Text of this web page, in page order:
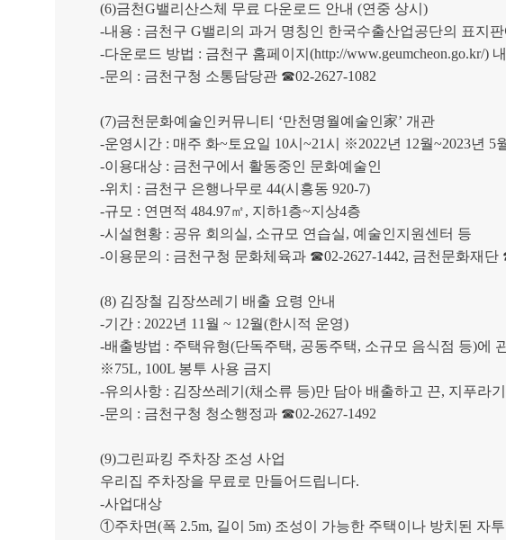
(6)금천G밸리산스체 무료 다운로드 안내 (연중 상시 )
-내용 : 금천구 G밸리의 과거 명칭인 한국수출산업공단의 표지
-다운로드 방법 : 금천구 홈페이지 (http://www.geumcheon.go.kr/) 내
-문의 : 금천구청 소통담당관 ☎02-2627-1082
(7)금천문화예술인커뮤니티 ‘만천명월예술인家’ 개관
-운영시간 : 매주 화~ 토요일 10시 ~21시 ※2022년 12월~2023년 5
-이용대상 : 금천구에서 활동중인 문화예술인
-위치 : 금천구 은행나무로 44(시흥동 920-7)
-규모 : 연면적 484.97㎡, 지하1 층~지상4층
-시설현황 : 공유 회의실, 소규모 연습실, 예술인지원센터 등
-이용문의 : 금천구청 문화체육과 ☎02-2627-1442, 금천문화재단
(8) 김장철 김장쓰레기 배출 요령 안내
-기간 : 2022년 11 월 ~ 12월(한시적 운영)
-배출방법 : 주택유형(단독주택, 공동주택, 소규모 음식점 등)에
※75L, 100L 봉투 사용 금지
-유의사항 : 김장쓰레기 (채소류 등)만 담아 배출하고 끈, 지푸라
-문의 : 금천구청 청소행정과 ☎02-2627-1492
(9)그린파킹 주차장 조성 사업
우리집 주차장을 무료로 만들어드립니다.
-사업대상
①주차면(폭 2.5m, 길이 5m) 조성이 가능한 주택이나 방치된 자